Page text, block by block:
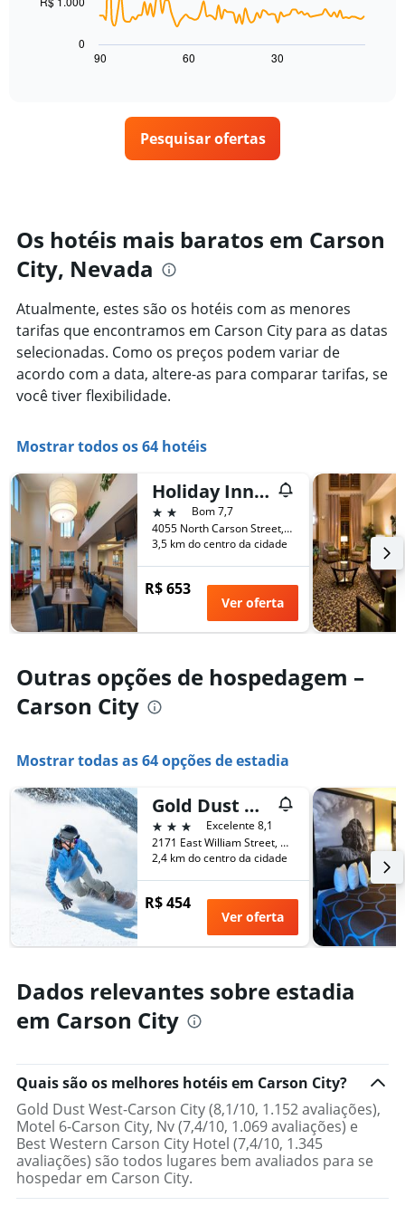
eixo
exibindo
o
preço
médio
um
quarto
O
acordo
com
a
aproximação
data
de
estadia
O
gráfico
tem
X
exibindo
o
número
de
dias
antes
da
estadia
O
gráfico
eixo
exibindo
médio
um
90 60 30
0
Pesquisar ofertas
Os hotéis mais baratos em Carson
City, Nevada
Atualmente, estes são os hotéis com as menores
tarifas que encontramos em Carson City para as datas
selecionadas. Como os preços podem variar de
acordo com a data, altere-as para comparar tarifas, se
você tiver flexibilidade.
Mostrar todos os 64 hotéis
Holiday Inn Express & Suites Carson City By IHG
2 estrelas
Bom 7,7
4055 North Carson Street, Carson City, NV, Estados Unidos
3,5 km do centro da cidade
R$ 653
Ver oferta
Outras opções de hospedagem –
Carson City
Mostrar todas as 64 opções de estadia
Gold Dust West-Carson City
3 estrelasExcelente 8,1
2171 East William Street, Carson City, NV, Estados Unidos
2,4 km do centro da cidade
R$ 454
Ver oferta
Dados relevantes sobre estadia
em Carson City
Quais são os melhores hotéis em Carson City?
Gold Dust West-Carson City (8,1/10, 1.152 avaliações),
Motel 6-Carson City, Nv (7,4/10, 1.069 avaliações) e
Best Western Carson City Hotel (7,4/10, 1.345
avaliações) são todos lugares bem avaliados para se
hospedar em Carson City.